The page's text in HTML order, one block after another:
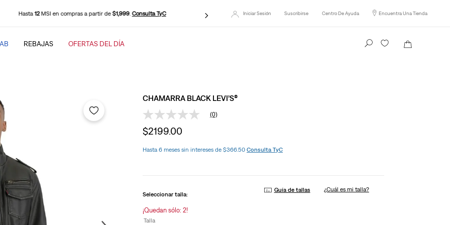
en compras a partir de$1,999.Consulta TyC Envío Gratis en compras desde$899 Consulta TyC
Iniciar Sesión Suscribirse Centro De Ayuda Encuentra Una Tienda
REBAJAS OFERTAS DEL DÍA
Busca tu producto aquí
CHAMARRA BLACK LEVI’S®
Sin
puntuación
Enlace
la
(0)
$2199.00
Hasta 6 meses sin intereses de $366.50Consulta TyC
Seleccionar talla:
Guía de tallas ¿Cuál es mi talla?
¡Quedan sólo: 2!
Talla